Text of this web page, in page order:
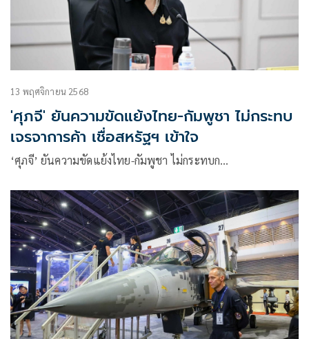
13 พฤศจิกายน 2568
'ศุภจี' ยันความขัดแย้งไทย-กัมพูชา ไม่กระทบ
เจรจาการค้า เชื่อสหรัฐฯ เข้าใจ
‘ศุภจี’ ยันความขัดแย้งไทย-กัมพูชา ไม่กระทบก…